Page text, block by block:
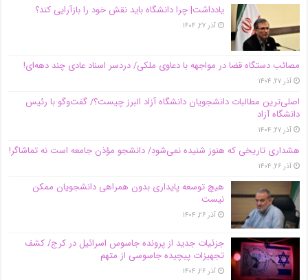
یادداشت| چرا دانشگاه باید نقش خود را بازآرایی کند؟
آذر ۲۷, ۱۴۰۴
مصائب دستگاه قضا در مواجهه با دعاوی ملکی/ دردسر اسناد عادی چند‌ دهه‌ای!
آذر ۲۷, ۱۴۰۴
اصلی‌ترین مطالبات دانشجویان دانشگاه آزاد البرز چیست؟/ گفت‌وگو با رئیس
دانشگاه آز‌اد
آذر ۲۷, ۱۴۰۴
هشداری تاریخی که هنوز شنیده نمی‌شود/ دانشجو مؤذن جامعه است نه تماشاگر!
آذر ۲۶, ۱۴۰۴
هیچ توسعه پایداری بدون همراهی دانشجویان ممکن
نیست
آذر ۲۶, ۱۴۰۴
جزئیات جدید از پرونده جاسوس اسرائیل در کرج/‌ کشف
تجهیزات پیچیده جاسوسی از متهم
آذر ۲۶, ۱۴۰۴